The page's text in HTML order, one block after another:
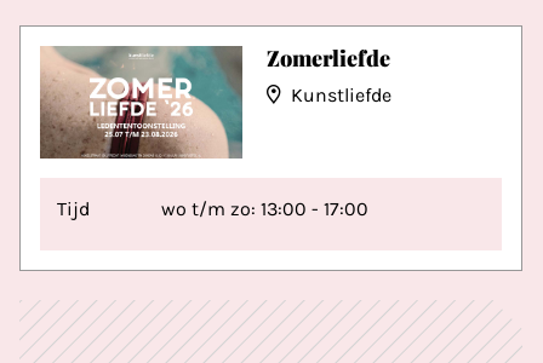
Zomerliefde
Kunstliefde
Tijd wo t/m zo: 13:00 - 17:00